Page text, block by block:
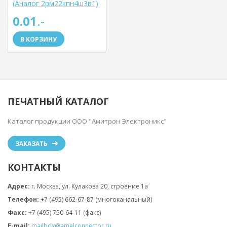
(Аналог 2рм22кпн4ш3в1)
0.01.-
В КОРЗИНУ
ПЕЧАТНЫЙ КАТАЛОГ
Каталог продукции ООО "Амитрон Электроникс"
ЗАКАЗАТЬ
КОНТАКТЫ
Адрес: г. Москва, ул. Кулакова 20, строение 1a
Телефон: +7 (495) 662-67-87 (многоканальный)
Факс: +7 (495) 750-64-11 (факс)